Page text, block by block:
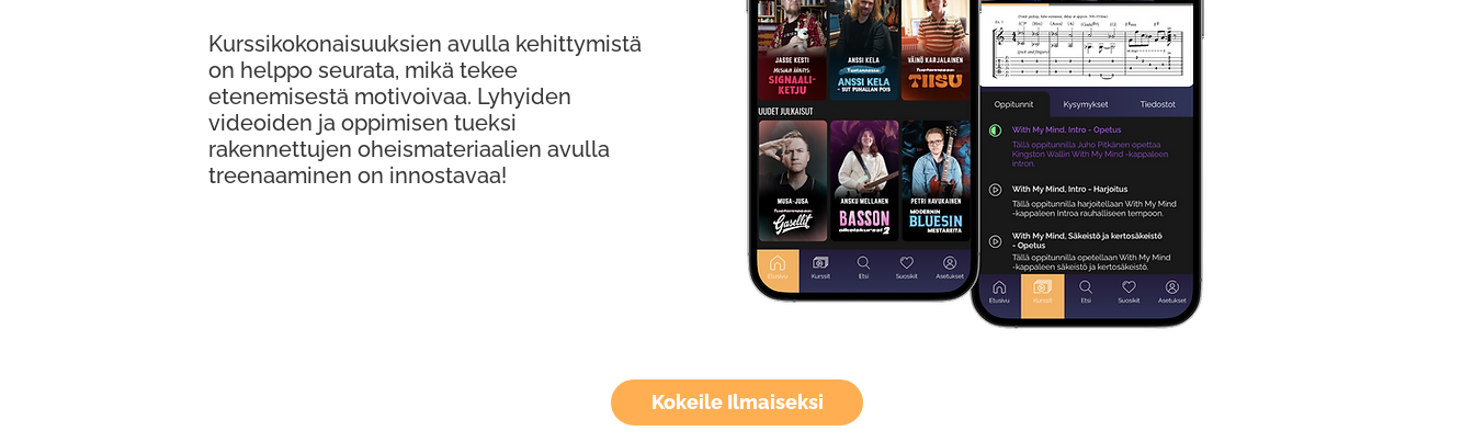
Kokeile Ilmaiseksi
Kurssikokonaisuuksien avulla kehittymistä
on helppo seurata, mikä tekee
etenemisestä motivoivaa. Lyhyiden
videoiden ja oppimisen tueksi
rakennettujen oheismateriaalien avulla
treenaaminen on innostavaa!